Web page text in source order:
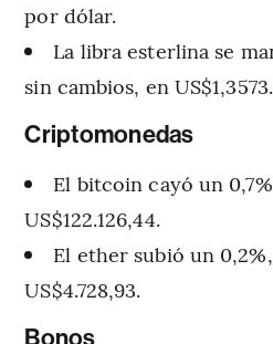
por dólar.
La libra esterlina se
sin cambios, en US$1,3573.
Criptomonedas
El bitcoin cayó un
US$122.126,44.
El ether subió un
US$4.728,93.